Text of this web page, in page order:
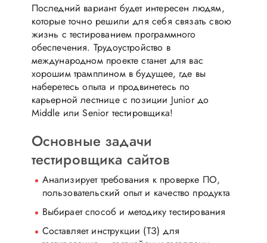
Последний вариант будет интересен людям,
которые точно решили для себя связать свою
жизнь с тестированием программного
обеспечения. Трудоустройство в
международном проекте станет для вас
хорошим трамплином в будущее, где вы
наберетесь опыта и продвинетесь по
карьерной лестнице с позиции Junior до
Middle или Senior тестировщика!
Основные задачи
тестировщика сайтов
Анализирует требования к проверке ПО,
пользовательский опыт и качество продукта
Выбирает способ и методику тестирования
Составляет инструкции (ТЗ) для